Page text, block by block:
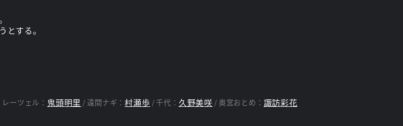
する。
レーツェル： 鬼頭明里 遠間ナギ：村瀬歩 千代： 久野美咲 奥宮おとめ： 諏訪彩花